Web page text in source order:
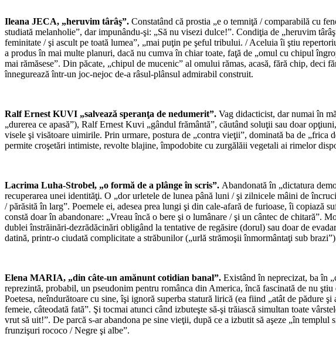
Ileana JECA, „heruvim târâş”. Constatând că prostia „e o temniţă / comparabilă cu
studiată melanholie”, dar impunându-şi: „Să nu visezi dulce!”. Condiţia de „heruvim
feminitate / şi ascult pe toată lumea”, „mai puţin pe şeful tribului. / Aceluia îi ştiu
a produs în mai multe planuri, dacă nu cumva în chiar toate, faţă de „omul cu chipul
mai rămăsese”. Din păcate, „chipul de mucenic” al omului rămas, acasă, fără chip, deci
înnegurează într-un joc-nejoc de-a râsul-plânsul admirabil construit.
Ralf Ernest KUVI „salvează speranţa de nedumerit”. Vag didacticist, dar numai în
„durerea ce apasă”), Ralf Ernest Kuvi „gândul frământă”, căutând soluţii sau doar
visele şi visătoare uimirile. Prin urmare, postura de „contra vieţii”, dominată ba de „frica
permite croşetări intimiste, revolte blajine, împodobite cu zurgălăii vegetali ai rimelor
Lacrima Luha-Strobel, „o formă de a plânge în scris”. Abandonată în „dictatura
recuperarea unei identităţi. O „dor urletele de lunea până luni / şi zilnicele mâini de
/ părăsită în larg”. Poemele ei, adesea prea lungi şi din cale-afară de furioase, îi
constă doar în abandonare: „Vreau încă o bere şi o lumânare / şi un cântec de chitară”.
dublei înstrăinări-dezrădăcinări obligând la tentative de regăsire (dorul) sau doar de
datină, printr-o ciudată complicitate a străbunilor („urlă strămoşii înmormântaţi sub
Elena MARIA, „din câte-un amănunt cotidian banal”. Existând în neprecizat, ba în
reprezintă, probabil, un pseudonim pentru românca din America, încă fascinată de nu
Poetesa, neîndurătoare cu sine, îşi ignoră superba statură lirică (ea fiind „atât de pădure
femeie, câteodată fată”. Şi tocmai atunci când izbuteşte să-şi trăiască simultan toate
vrut să uit!”. De parcă s-ar abandona pe sine vieţii, după ce a izbutit să aşeze „în
frunzişuri rococo / Negre şi albe”.